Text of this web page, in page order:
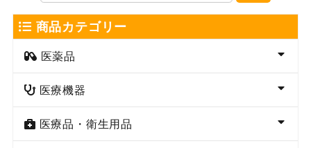
商品カテゴリー
医薬品
医療機器
医療品・衛生用品